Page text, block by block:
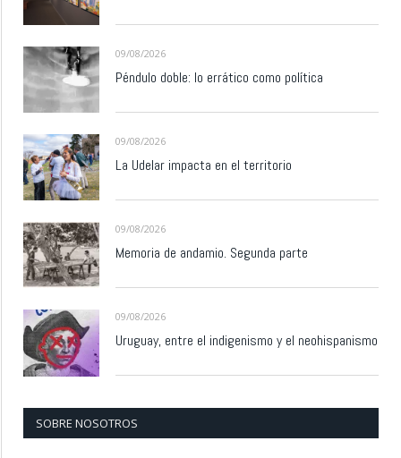
09/08/2026
Péndulo doble: lo errático como política
09/08/2026
La Udelar impacta en el territorio
09/08/2026
Memoria de andamio. Segunda parte
09/08/2026
Uruguay, entre el indigenismo y el neohispanismo
SOBRE NOSOTROS